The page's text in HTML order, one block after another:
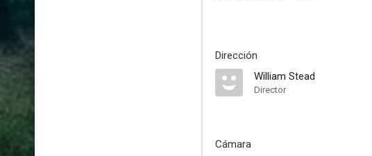
Dirección
William Stead
Director
Cámara